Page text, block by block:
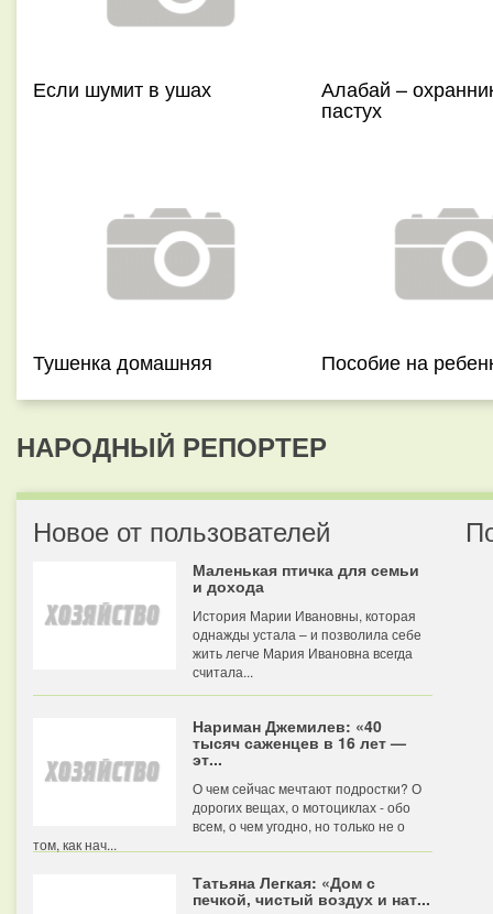
Если шумит в ушах Алабай –
пастух
Тушенка домашняя Пособие на
НАРОДНЫЙ РЕПОРТЕР
Новое от пользователей
Маленькая птичка для семьи
и дохода
История Марии Ивановны, которая
однажды устала – и позволила себе
жить легче Мария Ивановна всегда
считала...
Нариман Джемилев: «40
тысяч саженцев в 16 лет —
эт...
О чем сейчас мечтают подростки? О
дорогих вещах, о мотоциклах - обо
всем, о чем угодно, но только не о
том, как нач...
Татьяна Легкая: «Дом с
печкой, чистый воздух и нат...